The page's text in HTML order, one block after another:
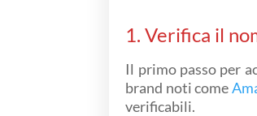
1. Verifica il
Il primo passo per
brand noti come
verificabili.